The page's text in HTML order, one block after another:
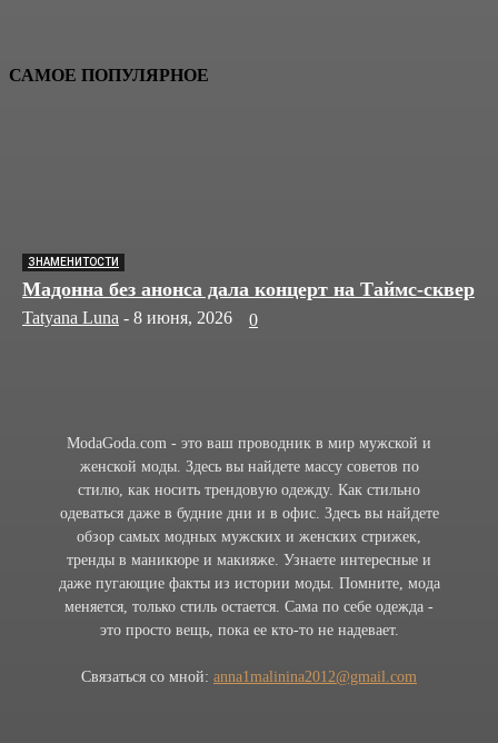
САМОЕ ПОПУЛЯРНОЕ
ЗНАМЕНИТОСТИ
Мадонна без анонса дала концерт на Таймс-сквер
Tatyana Luna - 8 июня, 2026 0
ModaGoda.com - это ваш проводник в мир мужской и
женской моды. Здесь вы найдете массу советов по
стилю, как носить трендовую одежду. Как стильно
одеваться даже в будние дни и в офис. Здесь вы найдете
обзор самых модных мужских и женских стрижек,
тренды в маникюре и макияже. Узнаете интересные и
даже пугающие факты из истории моды. Помните, мода
меняется, только стиль остается. Сама по себе одежда -
это просто вещь, пока ее кто-то не надевает.
Связаться со мной: anna1malinina2012@gmail.com